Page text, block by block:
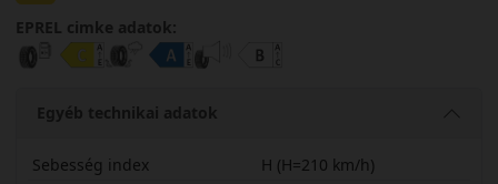
EPREL cimke adatok:
Egyéb technikai adatok
Sebesség index
H (H=210 km/h)